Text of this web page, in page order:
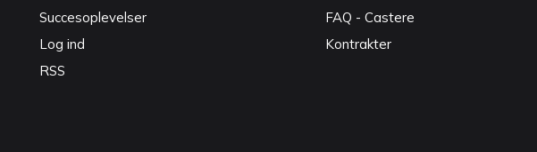
Succesoplevelser
Log ind
RSS
FAQ - Castere
Kontrakter